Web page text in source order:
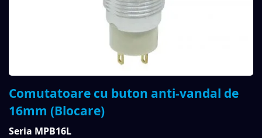
Comutatoare cu buton anti-vandal de
16mm (Blocare)
Seria MPB16L